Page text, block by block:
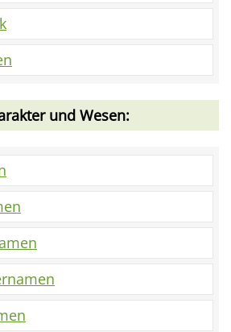
und Wesen: